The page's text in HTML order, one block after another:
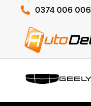
content
0374 006 006